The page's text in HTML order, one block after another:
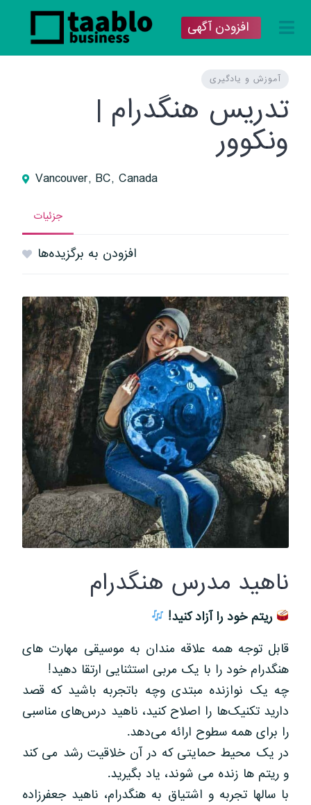
افزودن آگهی
آموزش و یادگیری
تدریس هنگدرام |
ونکوور
Vancouver, BC, Canada
جزئیات
افزودن به برگزیده‌ها
ناهید مدرس هنگدرام
ریتم خود را آزاد کنید!
قابل توجه همه علاقه مندان به موسیقی مهارت های
هنگدرام خود را با یک مربی استثنایی ارتقا دهید!
چه یک نوازنده مبتدی وچه باتجربه باشید که قصد
دارید تکنیک‌ها را اصلاح کنید، ناهید درس‌های مناسبی
را برای همه سطوح ارائه می‌دهد.
در یک محیط حمایتی که در آن خلاقیت رشد می کند
و ریتم ها زنده می شوند، یاد بگیرید.
با سالها تجربه و اشتیاق به هنگدرام، ناهید جعفرزاده